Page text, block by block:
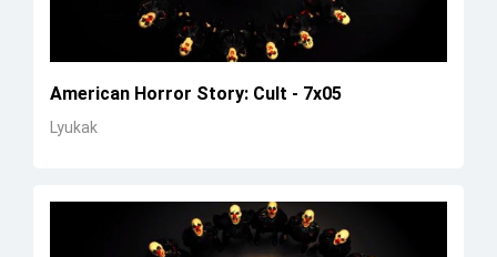
American Horror Story: Cult - 7x05
Lyukak